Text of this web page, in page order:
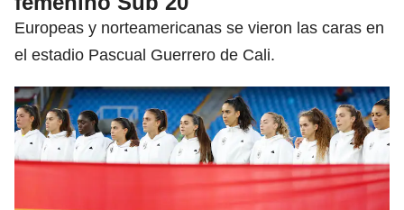
Europeas y norteamericanas se vieron las caras en
el estadio Pascual Guerrero de Cali.